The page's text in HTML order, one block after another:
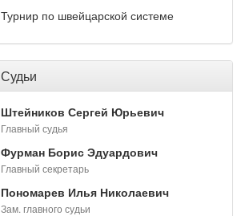
Турнир по швейцарской системе
Судьи
Штейников Сергей Юрьевич
Главный судья
Фурман Борис Эдуардович
Главный секретарь
Пономарев Илья Николаевич
Зам. главного судьи